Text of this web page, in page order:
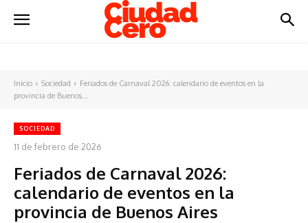
Inicio Sociedad
Feriados de Carnaval 2026: calendario de eventos en la
provincia de Buenos...
SOCIEDAD
11 de febrero de 2026
Feriados de Carnaval 2026:
calendario de eventos en la
provincia de Buenos Aires